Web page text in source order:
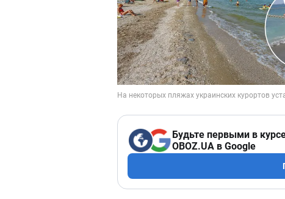
Будьте первыми в
OBOZ.UA в Google